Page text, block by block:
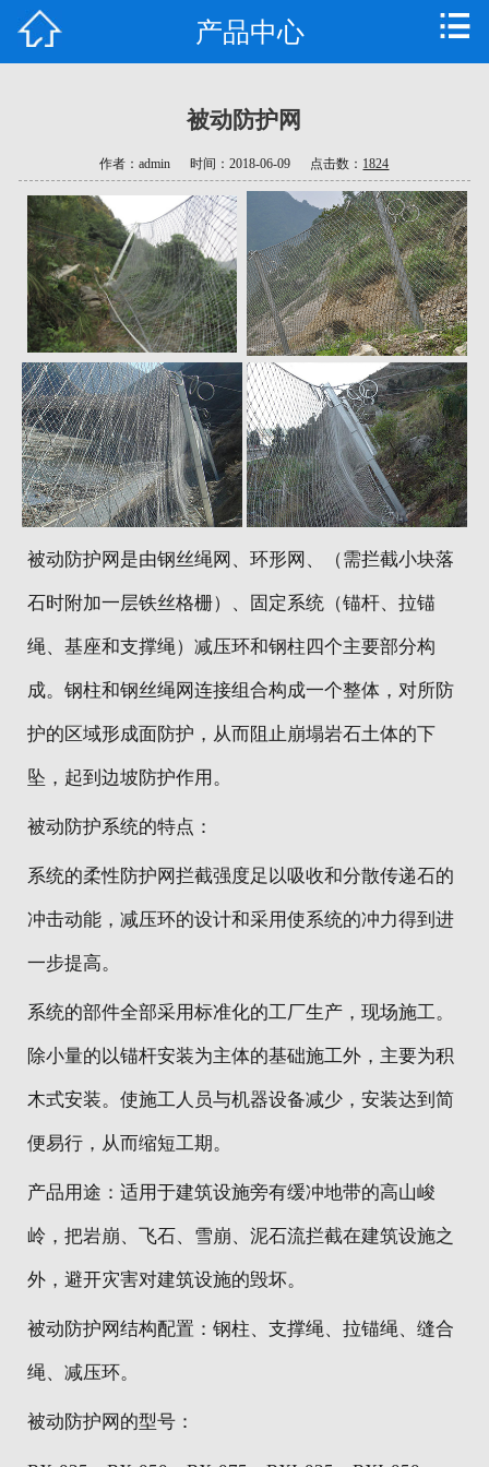
新闻资讯
技术支持
工程案例
公司车间
荣誉资质
联系我们
地区分站
产品中心
被动防护网
作者：admin 时间：2018-06-09 点击数： 1824
被动防护网是由钢丝绳网、环形网、（需拦截小块落
石时附加一层铁丝格栅）、固定系统（锚杆、拉锚
绳、基座和支撑绳）减压环和钢柱四个主要部分构
成。钢柱和钢丝绳网连接组合构成一个整体，对所防
护的区域形成面防护，从而阻止崩塌岩石土体的下
坠，起到边坡防护作用。
被动防护系统的特点：
系统的柔性防护网拦截强度足以吸收和分散传递石的
冲击动能，减压环的设计和采用使系统的冲力得到进
一步提高。
系统的部件全部采用标准化的工厂生产，现场施工。
除小量的以锚杆安装为主体的基础施工外，主要为积
木式安装。使施工人员与机器设备减少，安装达到简
便易行，从而缩短工期。
产品用途：适用于建筑设施旁有缓冲地带的高山峻
岭，把岩崩、飞石、雪崩、泥石流拦截在建筑设施之
外，避开灾害对建筑设施的毁坏。
被动防护网结构配置：钢柱、支撑绳、拉锚绳、缝合
绳、减压环。
被动防护网的型号：